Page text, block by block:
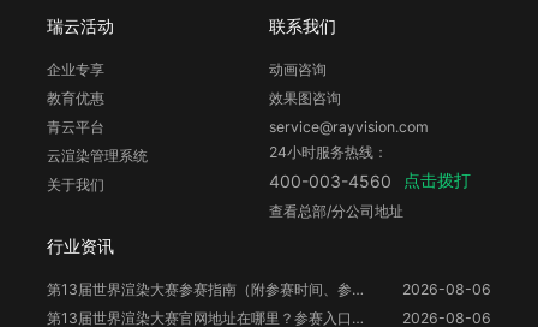
瑞云活动
企业专享
教育优惠
青云平台
云渲染管理系统
关于我们
行业资讯
第13届世界渲染大赛参赛指南（附参赛时间、参赛要求、赛事奖励等）
2026-08-06
第13届世界渲染大赛官网地址在哪里？参赛入口与信息整理
2026-08-06
联系我们
动画咨询
效果图咨询
service@rayvision.com
24小时服务热线：
400-003-4560 点击拨打
查看总部/分公司地址